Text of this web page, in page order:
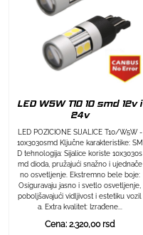
LED W5W T10 10 smd 12v i
24v
LED POZICIONE SIJALICE T10/W5W -
10x3030smd Ključne karakteristike: SM
D tehnologija: Sijalice koriste 10x3030s
md dioda, pružajući snažno i ujednače
no osvetljenje. Ekstremno bele boje:
Osiguravaju jasno i svetlo osvetljenje,
poboljšavajući vidljivost i estetiku vozil
a. Extra kvalitet: Izrađene...
Cena: 2.320,00 rsd